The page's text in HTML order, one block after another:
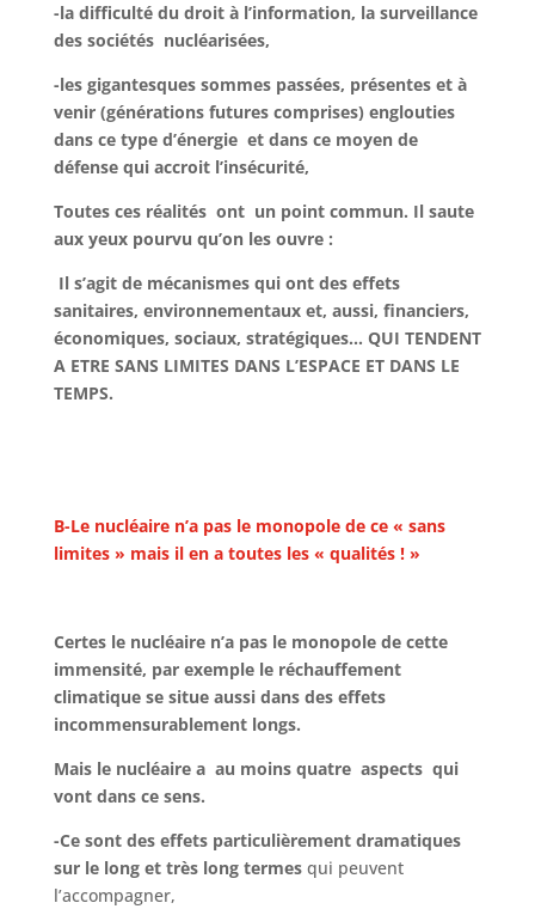
-la difficulté du droit à l’information, la surveillance
des sociétés nucléarisées,
-les gigantesques sommes passées, présentes et à
venir (générations futures comprises) englouties
dans ce type d’énergie et dans ce moyen de
défense qui accroit l’insécurité,
Toutes ces réalités ont un point commun. Il saute
aux yeux pourvu qu’on les ouvre :
Il s’agit de mécanismes qui ont des effets
sanitaires, environnementaux et, aussi, financiers,
économiques, sociaux, stratégiques… QUI TENDENT
A ETRE SANS LIMITES DANS L’ESPACE ET DANS LE
TEMPS.
B-Le nucléaire n’a pas le monopole de ce « sans
limites » mais il en a toutes les « qualités ! »
Certes le nucléaire n’a pas le monopole de cette
immensité, par exemple le réchauffement
climatique se situe aussi dans des effets
incommensurablement longs.
Mais le nucléaire a au moins quatre aspects qui
vont dans ce sens.
-Ce sont des effets particulièrement dramatiques
sur le long et très long termes qui peuvent
l’accompagner,